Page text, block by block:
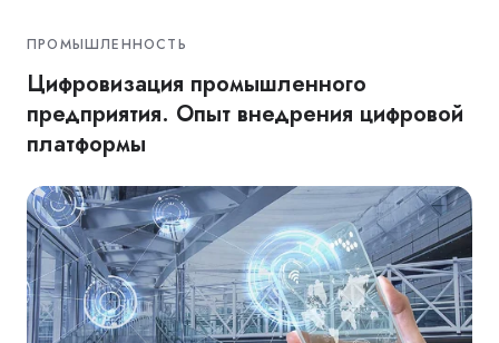
ПРОМЫШЛЕННОСТЬ
Цифровизация промышленного
предприятия. Опыт внедрения цифровой
платформы